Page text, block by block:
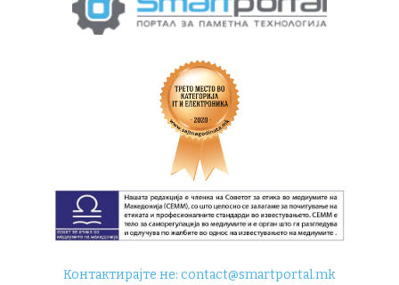
Контактирајте не:contact@smartportal.mk